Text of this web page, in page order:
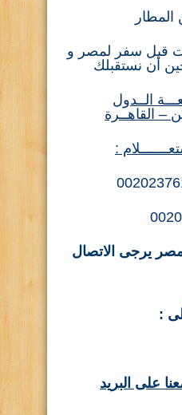
المطار
قبل سفر لمصر و
أن نستقبلك
الــدول
– القاهــرة
:
يرجى الاتصال
:
على البريد